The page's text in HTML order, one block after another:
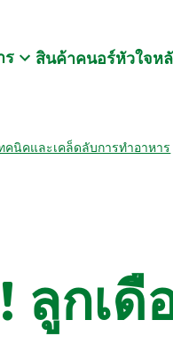
ร สินค้าคนอร์หัวใจห
คนิคและเคล็ดลับการทำอาหาร
ลูกเดื